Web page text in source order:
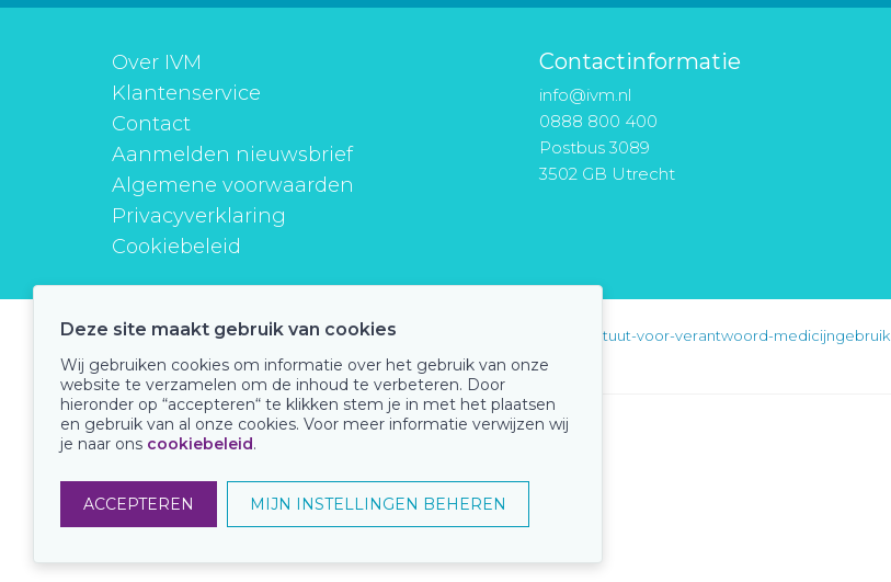
Over IVM
Klantenservice
Contact
Aanmelden nieuwsbrief
Algemene voorwaarden
Privacyverklaring
Cookiebeleid
Contactinformatie
info@ivm.nl
0888 800 400
Postbus 3089
3502 GB Utrecht
instituutverantwoordmedicijngebruik instituut-voor-verantwoord-medicijngebruik
Onze keurmerken
Deze site maakt gebruik van cookies
Wij gebruiken cookies om informatie over het gebruik van onze
website te verzamelen om de inhoud te verbeteren. Door
hieronder op “accepteren“ te klikken stem je in met het plaatsen
en gebruik van al onze cookies. Voor meer informatie verwijzen wij
je naar ons cookiebeleid.
ACCEPTEREN MIJN INSTELLINGEN BEHEREN